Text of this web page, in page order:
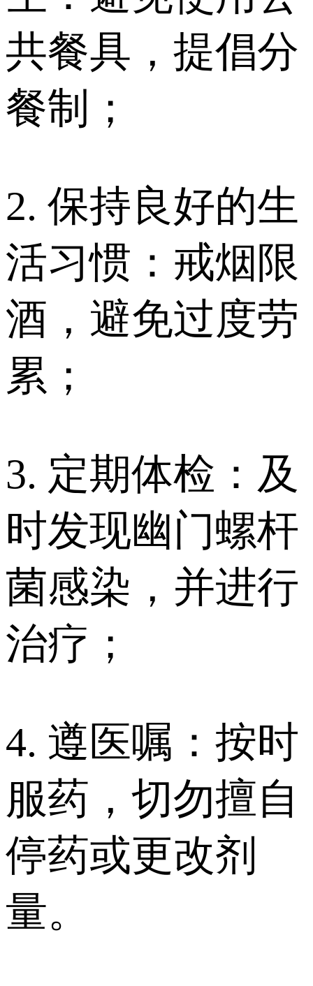
共餐具，提倡分
餐制；
2. 保持良好的生
活习惯：戒烟限
酒，避免过度劳
累；
3. 定期体检：及
时发现幽门螺杆
菌感染，并进行
治疗；
4. 遵医嘱：按时
服药，切勿擅自
停药或更改剂
量。